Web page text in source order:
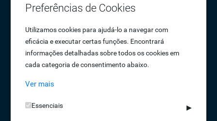
Empresa
Sobre Nós
Oportunidades de Emprego
Termos e Condições
Política de Privacidade
Preferências de Cookies
Utilizamos cookies para ajudá-lo a navegar com
eficácia e executar certas funções. Encontrará
informações detalhadas sobre todos os cookies em
cada categoria de consentimento abaixo.
Ver mais
Essenciais ▶